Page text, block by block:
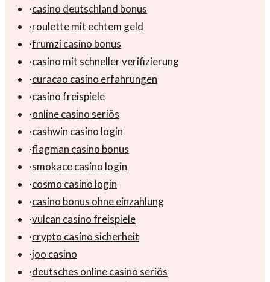
·casino deutschland bonus
·roulette mit echtem geld
·frumzi casino bonus
·casino mit schneller verifizierung
·curacao casino erfahrungen
·casino freispiele
·online casino seriös
·cashwin casino login
·flagman casino bonus
·smokace casino login
·cosmo casino login
·casino bonus ohne einzahlung
·vulcan casino freispiele
·crypto casino sicherheit
·joo casino
·deutsches online casino seriös